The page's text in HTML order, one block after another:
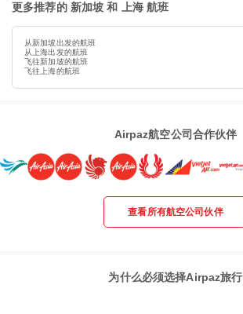
更多推荐的 新加坡 和 上海 航班
从新加坡出发的航班
从上海出发的航班
飞往新加坡的航班
飞往上海的航班
Airpaz航空公司合作伙伴
查看所有航空公司伙伴
为什么必须选择Airpaz旅行